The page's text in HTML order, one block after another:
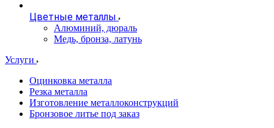
Цветные металлы
Алюминий, дюраль
Медь, бронза, латунь
Услуги
Оцинковка металла
Резка металла
Изготовление металлоконструкций
Бронзовое литье под заказ